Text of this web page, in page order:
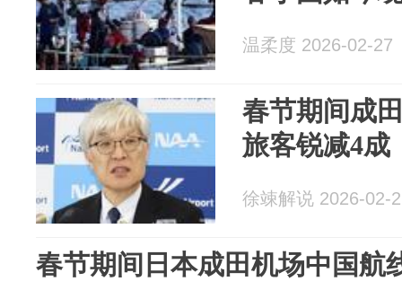
温柔度 2026-02-27
春节期间成
旅客锐减4成
徐竦解说 2026-02-
春节期间日本成田机场中国航